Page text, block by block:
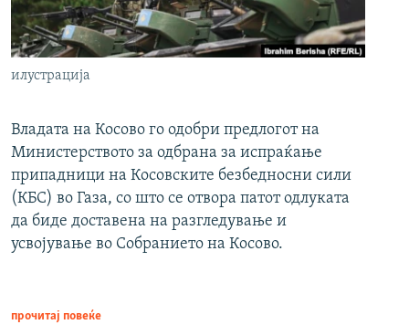
илустрација
Владата на Косово го одобри предлогот на
Министерството за одбрана за испраќање
припадници на Косовските безбедносни сили
(КБС) во Газа, со што се отвора патот одлуката
да биде доставена на разгледување и
усвојување во Собранието на Косово.
прочитај повеќе